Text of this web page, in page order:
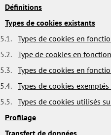
Définitions
Types de cookies existants
5.1. Types de cookies en
5.2. Type de cookies en
5.3. Types de cookies en
5.4. Types de cookies
5.5. Types de cookies utilisés
Profilage
Transfert de données